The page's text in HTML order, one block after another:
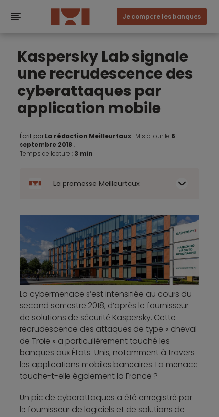
Je compare les banques
Kaspersky Lab signale
une recrudescence des
cyberattaques par
application mobile
Écrit par La rédaction Meilleurtaux . Mis à jour le 6
septembre 2018 .
Temps de lecture : 3 min
La promesse Meilleurtaux
La cybermenace s’est intensifiée au cours du
second semestre 2018, d’après le fournisseur
de solutions de sécurité Kaspersky. Cette
recrudescence des attaques de type « cheval
de Troie » a particulièrement touché les
banques aux États-Unis, notamment à travers
les applications mobiles bancaires. La menace
touche-t-elle également la France ?
Un pic de cyberattaques a été enregistré par
le fournisseur de logiciels et de solutions de